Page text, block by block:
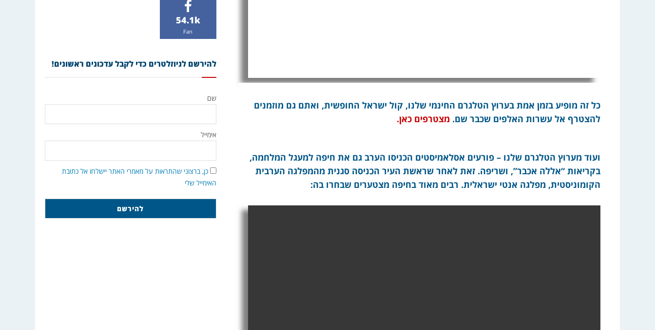
כל זה מופיע בזמן אמת בערוץ הטלגרם החינמי שלנו, קול ישראל החופשית, ואתם גם מוזמנים
להצטרף אל עשרות האלפים שכבר שם. מצטרפים כאן.
ועוד מערוץ הטלגרם שלנו – פורעים אסלאמיסטים הכניסו הערב גם את חיפה למעגל המלחמה,
בקריאות “אללה אכבר”, ושריפה. זאת לאחר שראשת העיר הכניסה סגנית מהמפלגה הערבית
הקומוניסטית, מפלגה אנטי ישראלית. רבים מאוד בחיפה מצטערים שבחרו בה:
54.1k
Fan
להירשם לניוזלטרים כדי לקבל עדכונים ראשונים!
שם
אימייל
כן, ברצוני שהתראות על מאמרי האתר יישלחו אל כתובת
האימייל שלי